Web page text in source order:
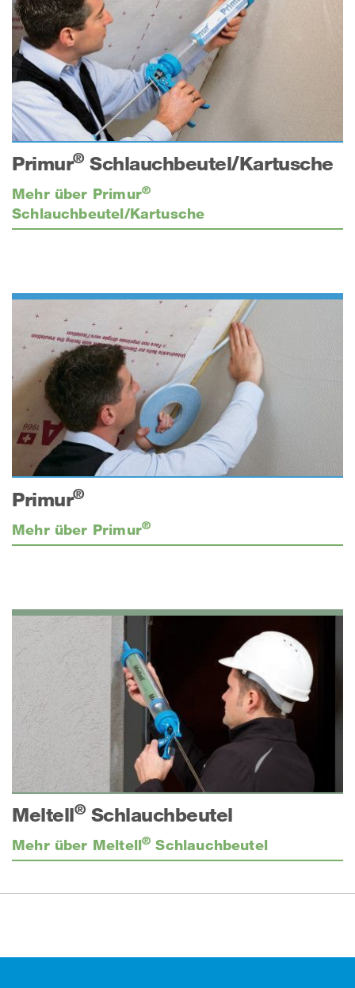
Primur®Schlauchbeutel/Kartusche
Mehr über Primur®
Schlauchbeutel/Kartusche
Primur®
Mehr über Primur®
Meltell®Schlauchbeutel
Mehr über Meltell® Schlauchbeutel